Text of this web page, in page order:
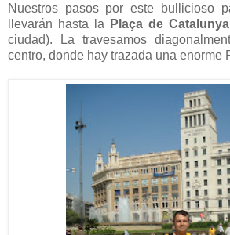
Nuestros pasos por este bullicioso
llevarán hasta la
Plaça de Catalunya
ciudad). La travesamos
centro, donde hay trazada una enorme